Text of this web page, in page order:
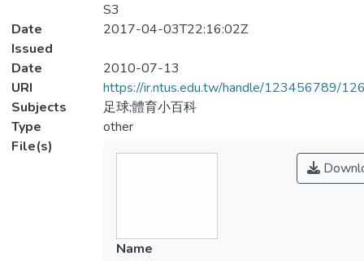
S3
Date
Issued
2017-04-03T22:16:02Z
Date
2010-07-13
URI
https://ir.ntus.edu.tw/handle/123456789/
Subjects
足球;體育小百科
Type
other
File(s)
Name